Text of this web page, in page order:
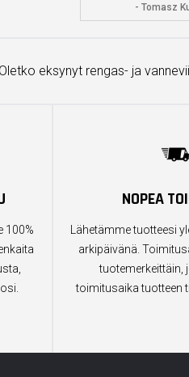
- Tomasz
Oletko eksynyt rengas- ja
100%
NOPEA
Lähetämme tuotteesi
arkipäivänä.
tuotemerkeittäin,
toimitusaika tuotteen